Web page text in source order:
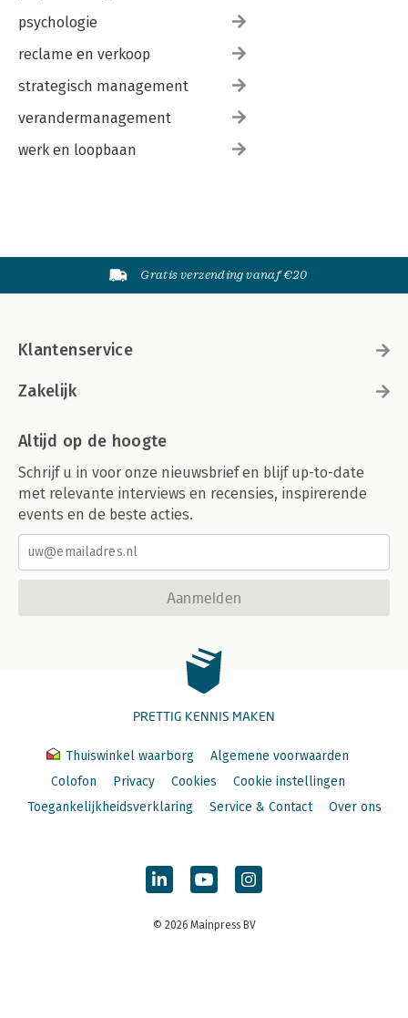
psychologie
reclame en verkoop
strategisch management
verandermanagement
werk en loopbaan
Gratis verzending vanaf €20
Klantenservice
Zakelijk
Altijd op de hoogte
Schrijf u in voor onze nieuwsbrief en blijf up-to-date
met relevante interviews en recensies, inspirerende
events en de beste acties.
Aanmelden
PRETTIG KENNIS MAKEN
Thuiswinkel waarborg
Algemene voorwaarden
Colofon
Privacy Cookies
Cookie instellingen
Toegankelijkheidsverklaring
Service & Contact Over ons
© 2026 Mainpress BV